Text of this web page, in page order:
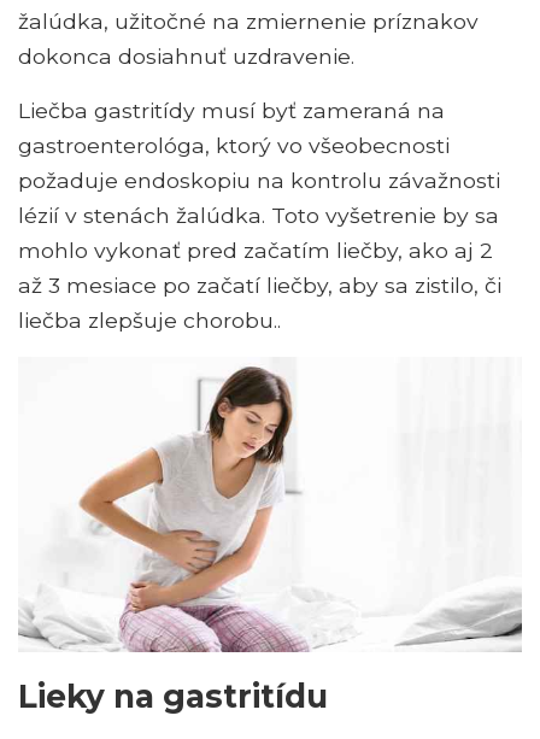
žalúdka, užitočné na zmiernenie príznakov
dokonca dosiahnuť uzdravenie.
Liečba gastritídy musí byť zameraná na
gastroenterológa, ktorý vo všeobecnosti
požaduje endoskopiu na kontrolu závažnosti
lézií v stenách žalúdka. Toto vyšetrenie by sa
mohlo vykonať pred začatím liečby, ako aj 2
až 3 mesiace po začatí liečby, aby sa zistilo, či
liečba zlepšuje chorobu..
Lieky na gastritídu